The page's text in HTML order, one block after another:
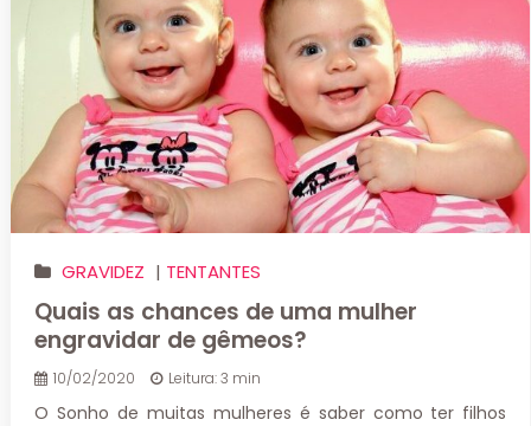
GRAVIDEZ | TENTANTES
Quais as chances de uma mulher
engravidar de gêmeos?
10/02/2020 Leitura: 3 min
O Sonho de muitas mulheres é saber como ter filhos